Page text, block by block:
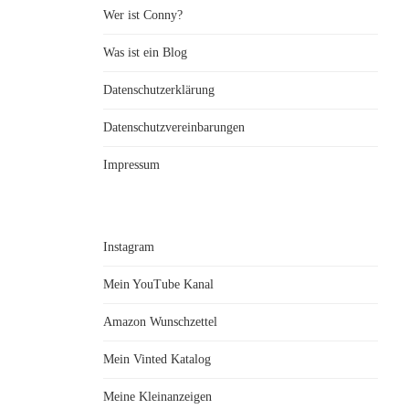
Wer ist Conny?
Was ist ein Blog
Datenschutzerklärung
Datenschutzvereinbarungen
Impressum
Instagram
Mein YouTube Kanal
Amazon Wunschzettel
Mein Vinted Katalog
Meine Kleinanzeigen